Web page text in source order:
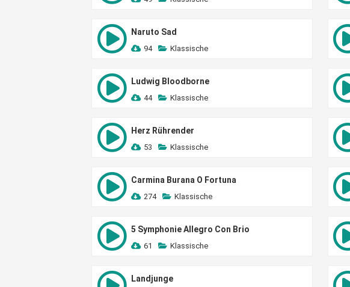
Naruto Sad
94 Klassische
Ludwig Bloodborne
44 Klassische
Herz Rührender
53 Klassische
Carmina Burana O Fortuna
274 Klassische
5 Symphonie Allegro Con Brio
61 Klassische
Landjunge